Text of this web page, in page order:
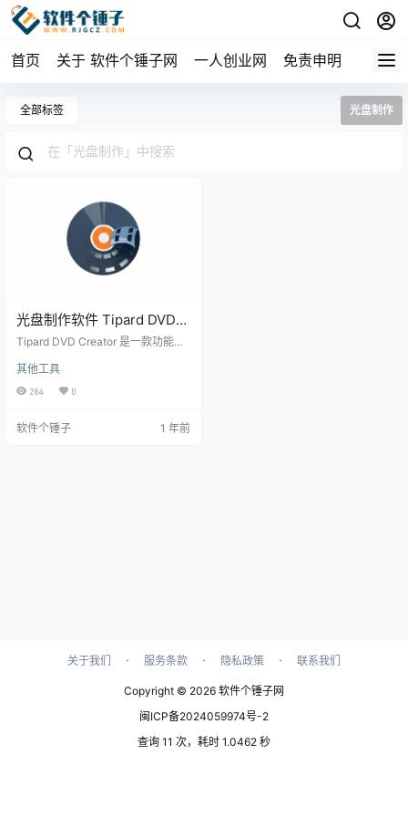
首页 关于 软件个锤子网 一人创业网 免责申明
全部标签 光盘制作
光盘制作软件 Tipard DVD
Creator v5.3.8 【软件个锤
Tipard DVD Creator 是一款功能强
持多种视频和音频格式的刻录。无
论是家庭视频、电影还是音乐，它
定制、音轨字幕处理、视频编辑等
其他工具
284 0
软件个锤子 1 年前
关于我们 · 服务条款 · 隐私政策 · 联系我们
Copyright © 2026 软件个锤子网
闽ICP备2024059974号-2
查询 11 次，耗时 1.0462 秒